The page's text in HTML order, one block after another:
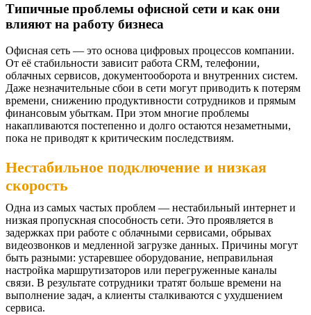
Типичные проблемы офисной сети и как они
влияют на работу бизнеса
Офисная сеть — это основа цифровых процессов компании.
От её стабильности зависит работа CRM, телефонии,
облачных сервисов, документооборота и внутренних систем.
Даже незначительные сбои в сети могут приводить к потерям
времени, снижению продуктивности сотрудников и прямым
финансовым убыткам. При этом многие проблемы
накапливаются постепенно и долго остаются незаметными,
пока не приводят к критическим последствиям.
Нестабильное подключение и низкая
скорость
Одна из самых частых проблем — нестабильный интернет и
низкая пропускная способность сети. Это проявляется в
задержках при работе с облачными сервисами, обрывах
видеозвонков и медленной загрузке данных. Причины могут
быть разными: устаревшее оборудование, неправильная
настройка маршрутизаторов или перегруженные каналы
связи. В результате сотрудники тратят больше времени на
выполнение задач, а клиенты сталкиваются с ухудшением
сервиса.